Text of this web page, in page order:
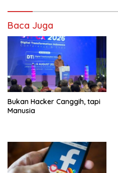
Baca Juga
Bukan Hacker Canggih, tapi
Manusia